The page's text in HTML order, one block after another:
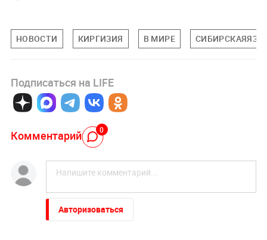
НОВОСТИ КИРГИЗИЯ В МИРЕ
Подписаться на LIFE
Комментарий 0
Авторизоваться